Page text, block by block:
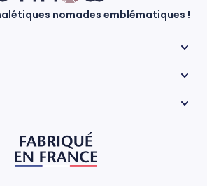
nomades emblématiques !